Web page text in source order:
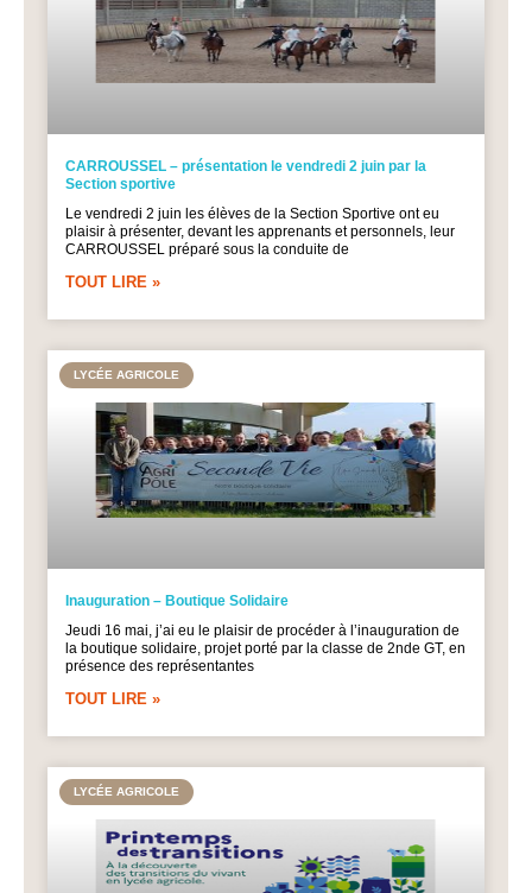
CARROUSSEL – présentation le vendredi 2 juin par la
Section sportive
Le vendredi 2 juin les élèves de la Section Sportive ont eu
plaisir à présenter, devant les apprenants et personnels, leur
CARROUSSEL préparé sous la conduite de
TOUT LIRE »
LYCÉE AGRICOLE
Inauguration – Boutique Solidaire
Jeudi 16 mai, j’ai eu le plaisir de procéder à l’inauguration de
la boutique solidaire, projet porté par la classe de 2nde GT, en
présence des représentantes
TOUT LIRE »
LYCÉE AGRICOLE